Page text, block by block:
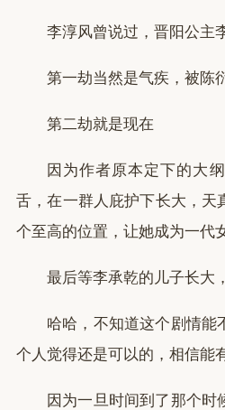
李淳风曾说过，晋阳公主
第一劫当然是气疾，被陈
第二劫就是现在
因为作者原本定下的大
舌，在一群人庇护下长大，天
个至高的位置，让她成为一代
最后等李承乾的儿子长大
哈哈，不知道这个剧情能
个人觉得还是可以的，相信能
因为一旦时间到了那个时